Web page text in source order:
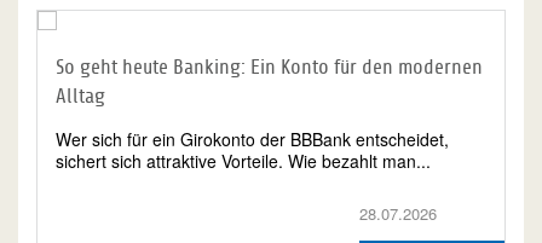
So geht heute Banking: Ein Konto für den modernen
Alltag
Wer sich für ein Girokonto der BBBank entscheidet,
sichert sich attraktive Vorteile. Wie bezahlt man...
28.07.2026